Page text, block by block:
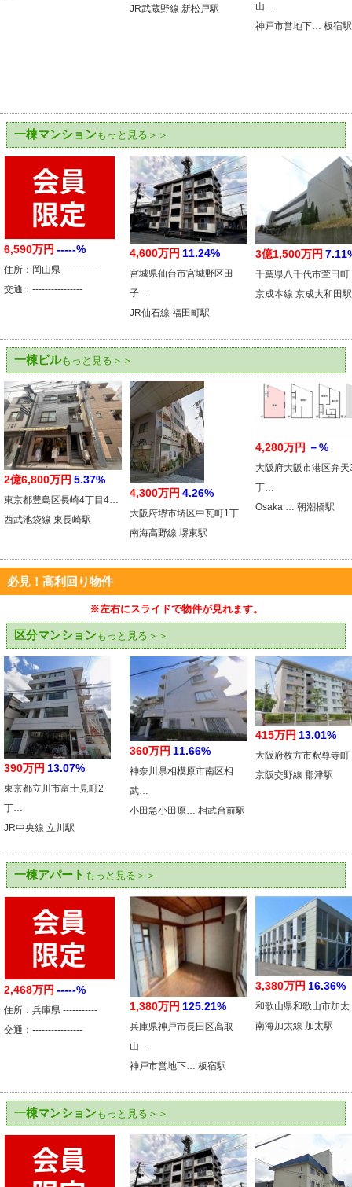
JR武蔵野線 新松戸駅
山…
神戸市営地下… 板宿駅
一棟マンションもっと見る＞＞
6,590万円 -----%
住所：岡山県 -----------
交通：----------------
4,600万円 11.24%
宮城県仙台市宮城野区田
子…
JR仙石線 福田町駅
3億1,500万円
千葉県八千代市萱田町
京成本線 京成大和田駅
一棟ビルもっと見る＞＞
2億6,800万円 5.37%
東京都豊島区長崎4丁目4…
西武池袋線 東長崎駅
4,300万円 4.26%
大阪府堺市堺区中瓦町1丁
南海高野線 堺東駅
4,280万円 －%
大阪府大阪市港区弁天
丁…
Osaka … 朝潮橋駅
必見！高利回り物件
※左右にスライドで物件が見れます。
区分マンションもっと見る＞＞
390万円 13.07%
東京都立川市富士見町2
丁…
JR中央線 立川駅
360万円 11.66%
神奈川県相模原市南区相
武…
小田急小田原… 相武台前駅
415万円 13.01%
大阪府枚方市釈尊寺町
京阪交野線 郡津駅
一棟アパート もっと見る＞＞
2,468万円 -----%
住所：兵庫県 -----------
交通：----------------
1,380万円 125.21%
兵庫県神戸市長田区高取
山…
神戸市営地下… 板宿駅
3,380万円 16.36%
和歌山県和歌山市加太
南海加太線 加太駅
一棟マンションもっと見る＞＞